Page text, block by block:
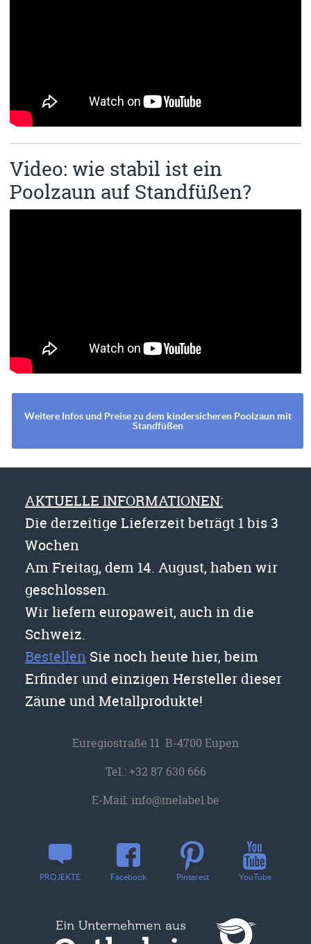
Video: wie stabil ist ein
Poolzaun auf Standfüßen?
Weitere Infos und Preise zu dem kindersicheren Poolzaun mit
Standfüßen
AKTUELLE INFORMATIONEN:
Die derzeitige Lieferzeit beträgt 1 bis 3
Wochen
Am Freitag, dem 14. August, haben wir
geschlossen.
Wir liefern europaweit, auch in die
Schweiz.
Bestellen Sie noch heute hier, beim
Erfinder und einzigen Hersteller dieser
Zäune und Metallprodukte!
Euregiostraße 11 B-4700 Eupen
Tel.:+32 87 630 666
E-Mail:info@melabel.be
PROJEKTE Facebook Pinterest YouTube